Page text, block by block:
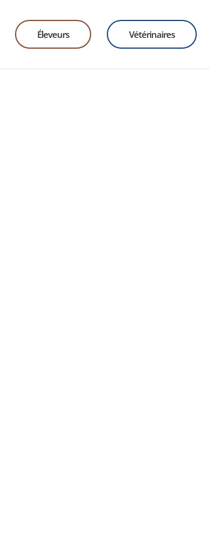
Éleveurs Vétérinaires